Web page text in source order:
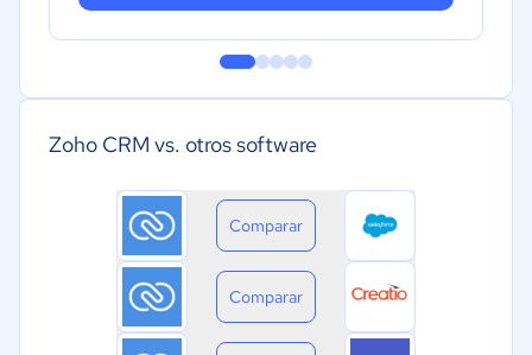
Zoho CRM vs. otros software
Comparar
Comparar